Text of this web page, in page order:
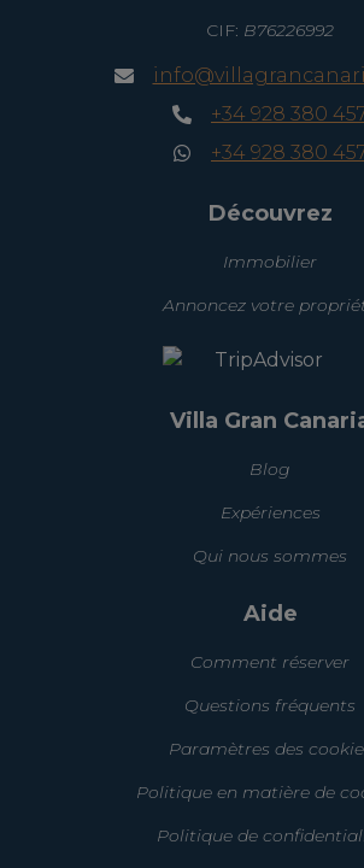
CIF: B76226992
+34 928 380
+34 928 380
Découvrez
Immobilier
Annoncez votre
Villa Gran
Blog
Expériences
Qui nous sommes
Aide
Comment réserver
Questions fréquents
Paramètres des
Politique en matière de
Politique de